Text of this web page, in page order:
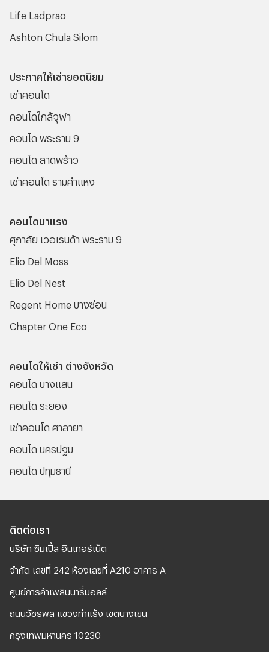
Life Ladprao
Ashton Chula Silom
ประกาศให้เช่ายอดนิยม
เช่าคอนโด
คอนโดใกล้จุฬา
คอนโด พระราม 9
คอนโด ลาดพร้าว
เช่าคอนโด รามคําแหง
คอนโดมาแรง
ศุภาลัย เวอเรนด้า พระราม 9
Elio Del Moss
Elio Del Nest
Regent Home บางซ่อน
Chapter One Eco
คอนโดให้เช่า ต่างจังหวัด
คอนโด บางแสน
คอนโด ระยอง
เช่าคอนโด ศาลายา
คอนโด นครปฐม
คอนโด ปทุมธานี
ติดต่อเรา
บริษัท ซิมเปิ้ล อินเทอร์เน็ต
จํากัด เลขที่ 242 ห้องเลขที่ A210 อาคาร A
ศูนย์การค้าเพลินนารี่มอลล์
ถนนวัชรพล แขวงท่าแร้ง เขตบางเขน
กรุงเทพมหานคร 10230